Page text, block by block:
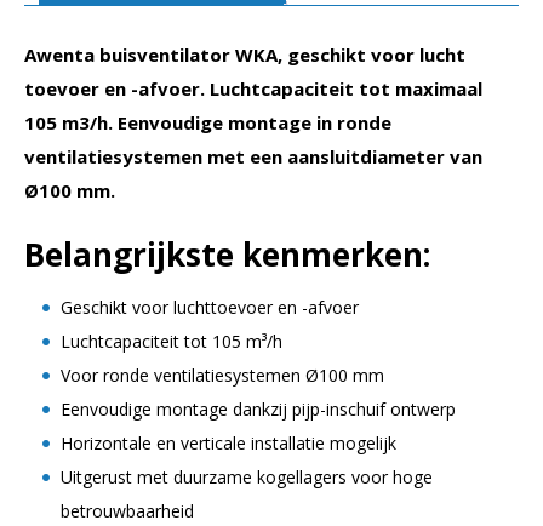
Awenta buisventilator WKA, geschikt voor lucht
toevoer en -afvoer. Luchtcapaciteit tot maximaal
105 m3/h. Eenvoudige montage in ronde
ventilatiesystemen met een aansluitdiameter van
Ø100 mm.
Belangrijkste kenmerken:
Geschikt voor luchttoevoer en -afvoer
Luchtcapaciteit tot 105 m³/h
Voor ronde ventilatiesystemen Ø100 mm
Eenvoudige montage dankzij pijp-inschuif ontwerp
Horizontale en verticale installatie mogelijk
Uitgerust met duurzame kogellagers voor hoge
betrouwbaarheid